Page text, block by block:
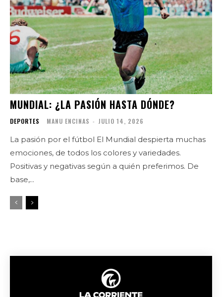
MUNDIAL: ¿LA PASIÓN HASTA DÓNDE?
DEPORTES MANU ENCINAS - JULIO 14, 2026
La pasión por el fútbol El Mundial despierta muchas
emociones, de todos los colores y variedades.
Positivas y negativas según a quién preferimos. De
base,...